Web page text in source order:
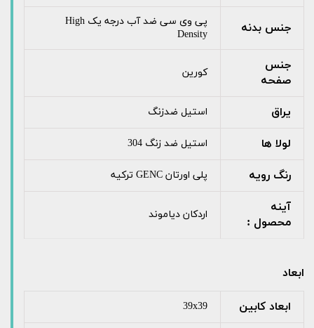
جنس بدنه
پی وی سی ضد آب درجه یک High
Density
جنس
صفحه
کورین
یراق استیل ضدزنگ
لولا ها استیل ضد زنگ 304
رنگ رویه پلی اورتان GENC ترکیه
آینه
محصول :
اردکان دیاموند
ابعاد
ابعاد کابین 39x39